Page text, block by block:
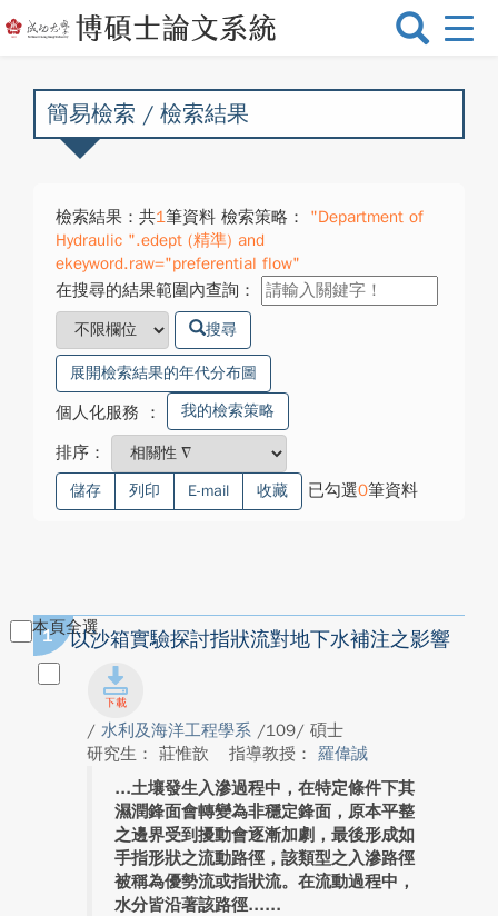
選
換
簡易檢索 / 檢索結果
檢索結果：共1筆資料 檢索策略：
"Department of
Hydraulic ".edept (精準) and
ekeyword.raw="preferential flow"
在搜尋的結果範圍內查詢：
搜尋
展開檢索結果的年代分布圖
個人化服務 ： 我的檢索策略
排序：
儲存 列印 E-mail 收藏 已勾選0筆資料
本頁全選
1 以沙箱實驗探討指狀流對地下水補注之影響
/ 水利及海洋工程學系 /109/ 碩士
研究生： 莊惟歆
指導教授： 羅偉誠
土壤發生入滲過程中，在特定條件下其
濕潤鋒面會轉變為非穩定鋒面，原本平整
之邊界受到擾動會逐漸加劇，最後形成如
手指形狀之流動路徑，該類型之入滲路徑
被稱為優勢流或指狀流。在流動過程中，
水分皆沿著該路徑...